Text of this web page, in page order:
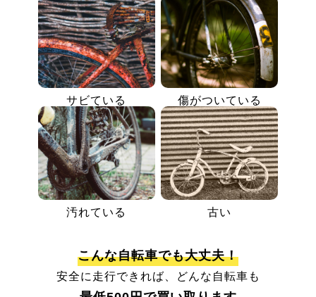
サビている 傷がついている
汚れている 古い
こんな自転車でも大丈夫！
安全に走行できれば、どんな自転車も